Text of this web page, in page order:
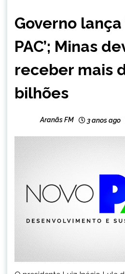
Governo lança
PAC’; Minas
receber mais
bilhões
Aranãs FM 3 anos ago